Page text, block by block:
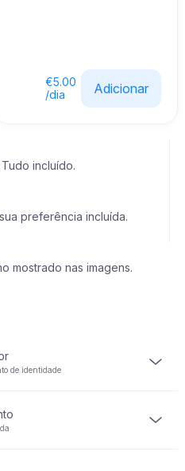
€5.00
/dia
Adicionar
incluído.
preferência incluída.
mostrado nas imagens.
de identidade
válida. É igualmente
identidade (passaporte ou
Alguns veículos podem